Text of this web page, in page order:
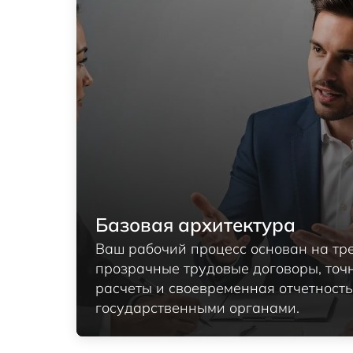
Базовая архитектура
Ваш рабочий процесс основан на
прозрачные трудовые договоры,
расчеты и своевременная
государственными органами.